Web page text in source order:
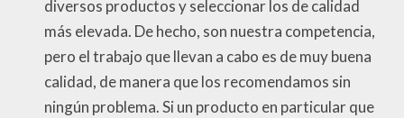
diversos productos y seleccionar los de calidad
más elevada. De hecho, son nuestra competencia,
pero el trabajo que llevan a cabo es de muy buena
calidad, de manera que los recomendamos sin
ningún problema. Si un producto en particular que